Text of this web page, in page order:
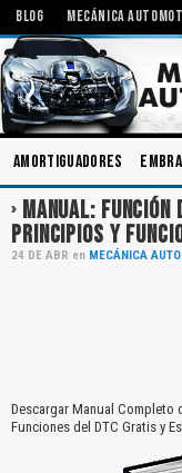
BLOG MECÁNICA
Amortiguadores
MANUAL: FUNCIÓN
PRINCIPIOS Y
24 DE ABR en MECÁNICA
Descargar Manual Completo
Funciones del DTC Gratis y